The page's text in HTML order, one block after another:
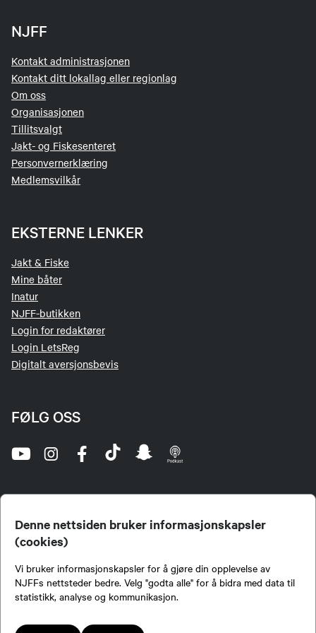
Denne nettsiden bruker informasjonskapsler
(cookies)
Vi bruker informasjonskapsler for å gjøre din opplevelse av
NJFFs nettsteder bedre. Velg "godta alle" for å bidra med data til
statistikk, analyse og kommunikasjon.
terreng først!
NJFF
Kontakt administrasjonen
Kontakt ditt lokallag eller regionlag
Om oss
Organisasjonen
Tillitsvalgt
Jakt- og Fiskesenteret
Personvernerklæring
Medlemsvilkår
EKSTERNE LENKER
Jakt & Fiske
Mine båter
Inatur
NJFF-butikken
Login for redaktører
Login LetsReg
Digitalt aversjonsbevis
FØLG OSS
jegere og sportsfiskere og et av de viktigste miljøene for formidling av kunnskap om jakt og
fiske i Norge. Vi er en partipolitisk nøytral organisasjon, men har et sterkt jakt-, fiske-, og
naturpolitisk engasjement i mange saker.
Lokalforeninger tilsluttet Norges Jeger- og Fiskerforbund har ansvar for innhold de